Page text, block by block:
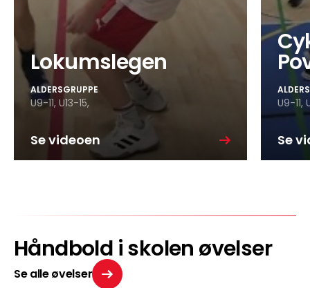
Lokumslegen
ALDERSGRUPPE
U9-11, U13-15,
Se videoen
U9-11,
Se
Håndbold i skolen øvelser
Se alle øvelser